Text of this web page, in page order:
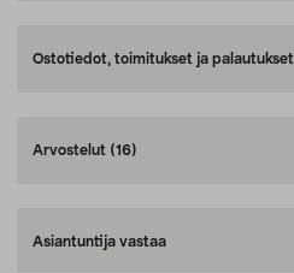
Ostotiedot, toimitukset ja palautukset
Arvostelut (16)
Asiantuntija vastaa